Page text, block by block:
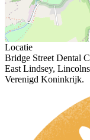
Locatie
Bridge Street Dental
East Lindsey,
Verenigd Koninkrijk.